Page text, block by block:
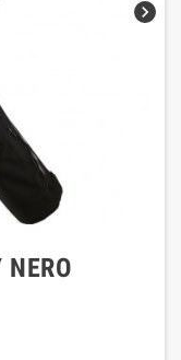
chevron_right
NERO